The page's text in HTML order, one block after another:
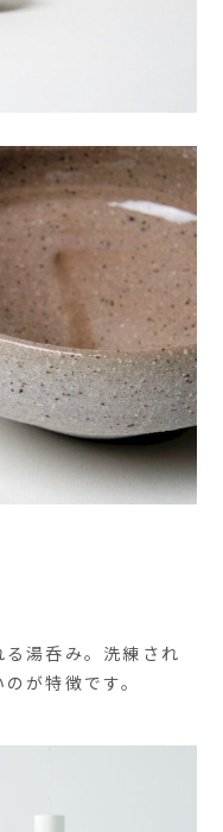
湯呑み。洗練され
が特徴です。